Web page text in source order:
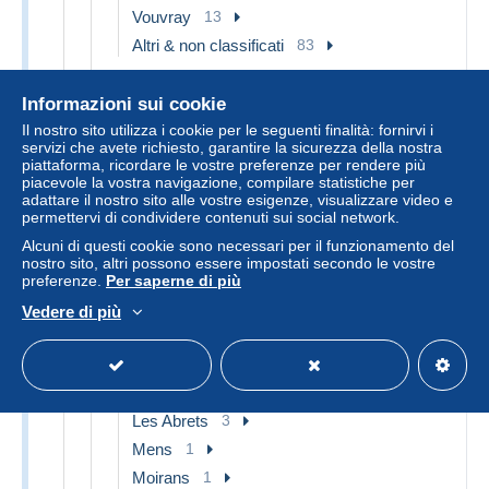
Vouvray 13
Altri & non classificati 83
Allevard 4
Beaurepaire 3
Bourg-d'Oisans 1
Bourgoin 6
Chartreuse 1
Corps 2
Crémieu 1
Grenoble
Jallieu
La Côte-Saint-André
La Tour-du-Pin 4
Les Abrets 3
Mens 1
Moirans 1
Informazioni sui cookie
Il nostro sito utilizza i cookie per le seguenti finalità: fornirvi i
servizi che avete richiesto, garantire la sicurezza della nostra
piattaforma, ricordare le vostre preferenze per rendere più
piacevole la vostra navigazione, compilare statistiche per
adattare il nostro sito alle vostre esigenze, visualizzare video e
permettervi di condividere contenuti sui social network.
Alcuni di questi cookie sono necessari per il funzionamento del
nostro sito, altri possono essere impostati secondo le vostre
preferenze. Per saperne di più
Vedere di più